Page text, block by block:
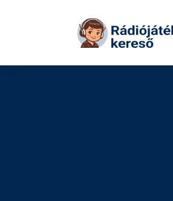
Tovább a tartalomhoz